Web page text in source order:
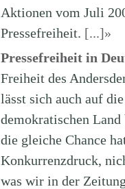
Aktionen vom Juli
Pressefreiheit. [...]»
Pressefreiheit in
Freiheit des
lässt sich auch auf
demokratischen
die gleiche Chance
Konkurrenzdruck,
was wir in der